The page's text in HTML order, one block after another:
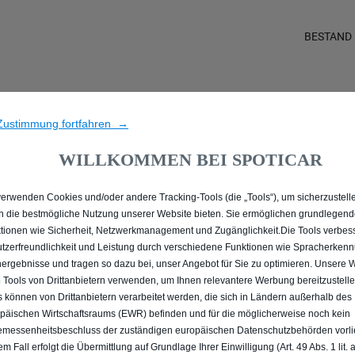
BESTAND
ALLE MIT DIESEL
fortfahren →
WILLKOMMEN BEI SPOTICAR
Cookies und/oder andere Tracking-Tools (die „Tools“), um
die bestmögliche Nutzung unserer Website bieten. Sie ermöglichen
wie Sicherheit, Netzwerkmanagement und Zugänglichkeit.Die Tools
und Leistung durch verschiedene Funktionen wie
und tragen so dazu bei, unser Angebot für Sie zu optimieren. Unsere
Tools von Drittanbietern verwenden, um Ihnen relevantere Werbung
können von Drittanbietern verarbeitet werden, die sich in Ländern außerhalb des
Wirtschaftsraums (EWR) befinden und für die möglicherweise noch kein
der zuständigen europäischen Datenschutzbehörden
Fall erfolgt die Übermittlung auf Grundlage Ihrer Einwilligung (Art. 49 Abs. 1 lit.